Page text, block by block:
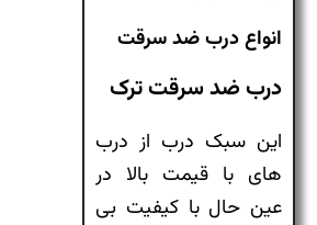
انواع درب ضد سرقت
درب ضد سرقت ترک
این سبک درب از درب
های با قیمت بالا در
عین حال با کیفیت بی